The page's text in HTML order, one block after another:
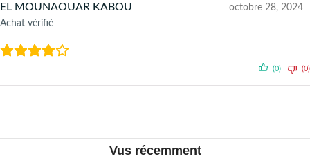
EL MOUNAOUAR KABOU
Achat vérifié
octobre 28, 2024
(0) (0)
Vus récemment